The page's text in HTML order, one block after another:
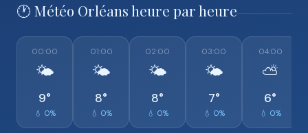
🕐 Météo Orléans heure par heure
00:00
🌤️
9°
💧 0%
01:00
🌤️
8°
💧 0%
02:00
🌤️
8°
💧 0%
03:00
🌤️
7°
💧 0%
04:00
⛅
6°
💧 0%